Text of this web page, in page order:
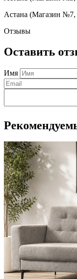
Астана (Магазин
Отзывы
Оставить
Имя